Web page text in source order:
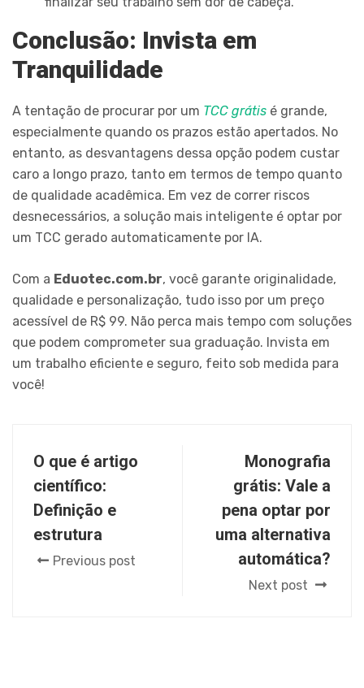
Conclusão: Invista em
Tranquilidade
A tentação de procurar por um TCC grátis é grande,
especialmente quando os prazos estão apertados. No
entanto, as desvantagens dessa opção podem custar
caro a longo prazo, tanto em termos de tempo quanto
de qualidade acadêmica. Em vez de correr riscos
desnecessários, a solução mais inteligente é optar por
um TCC gerado automaticamente por IA.
Com a Eduotec.com.br, você garante originalidade,
qualidade e personalização, tudo isso por um preço
acessível de R$ 99. Não perca mais tempo com soluções
que podem comprometer sua graduação. Invista em
um trabalho eficiente e seguro, feito sob medida para
você!
O que é artigo
científico:
Definição e
estrutura
Previous post
Monografia
grátis: Vale a
pena optar por
uma alternativa
automática?
Next post